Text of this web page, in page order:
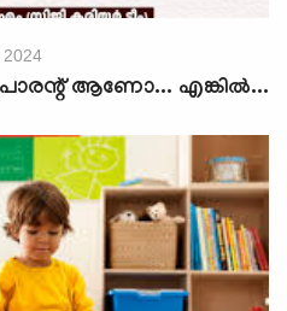
2024
പാരന്റ് ആണോ... എങ്കില്‍...